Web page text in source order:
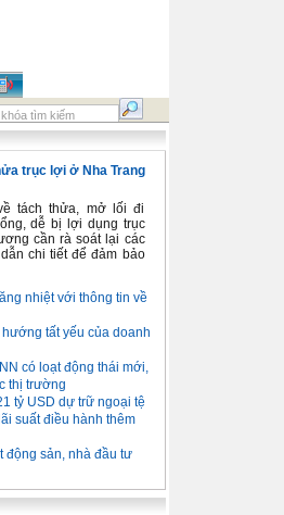
trục lợi ở Nha Trang
tách thửa, mở lối đi
dễ bị lợi dụng trục
cần rà soát lại các
chi tiết để đảm bảo
nhiệt với thông tin về
tất yếu của doanh
có loạt động thái mới,
thị trường
tỷ USD dự trữ ngoại tệ
suất điều hành thêm
động sản, nhà đầu tư